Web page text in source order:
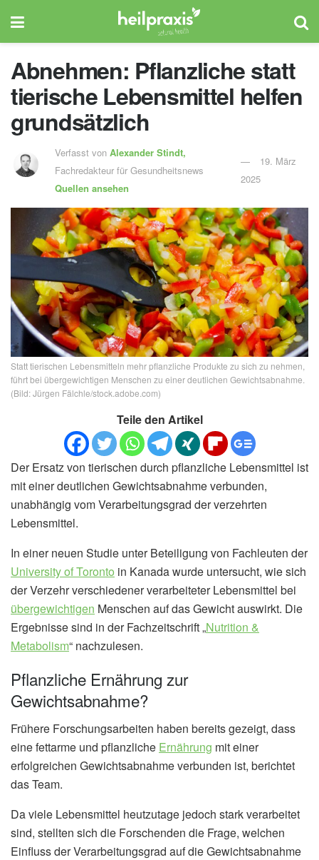
Abnehmen: Pflanzliche statt
tierische Lebensmittel helfen
grundsätzlich
Verfasst vonAlexander Stindt,
Fachredakteur für Gesundheitsnews
Quellen ansehen
19. März
2025
Statt tierischen Lebensmitteln mehr pflanzliche Produkte zu sich zu nehmen,
führt bei übergewichtigen Menschen zu einer deutlichen Gewichtsabnahme.
(Bild: Jürgen Fälchle/stock.adobe.com)
Teile den Artikel
Der Ersatz von tierischen durch pflanzliche Lebensmittel ist
mit einer deutlichen Gewichtsabnahme verbunden,
unabhängig vom Verarbeitungsgrad der verzehrten
Lebensmittel.
In einer neuen Studie unter Beteiligung von Fachleuten der
University of Toronto in Kanada wurde untersucht, wie sich
der Verzehr verschiedener verarbeiteter Lebensmittel bei
übergewichtigen Menschen auf das Gewicht auswirkt. Die
Ergebnisse sind in der Fachzeitschrift „Nutrition &
Metabolism“ nachzulesen.
Pflanzliche Ernährung zur
Gewichtsabnahme?
Frühere Forschungsarbeiten haben bereits gezeigt, dass
eine fettarme und pflanzliche Ernährung mit einer
erfolgreichen Gewichtsabnahme verbunden ist, berichtet
das Team.
Da viele Lebensmittel heutzutage jedoch stark verarbeitet
sind, stellten sich die Forschenden die Frage, welchen
Einfluss der Verarbeitungsgrad auf die Gewichtsabnahme